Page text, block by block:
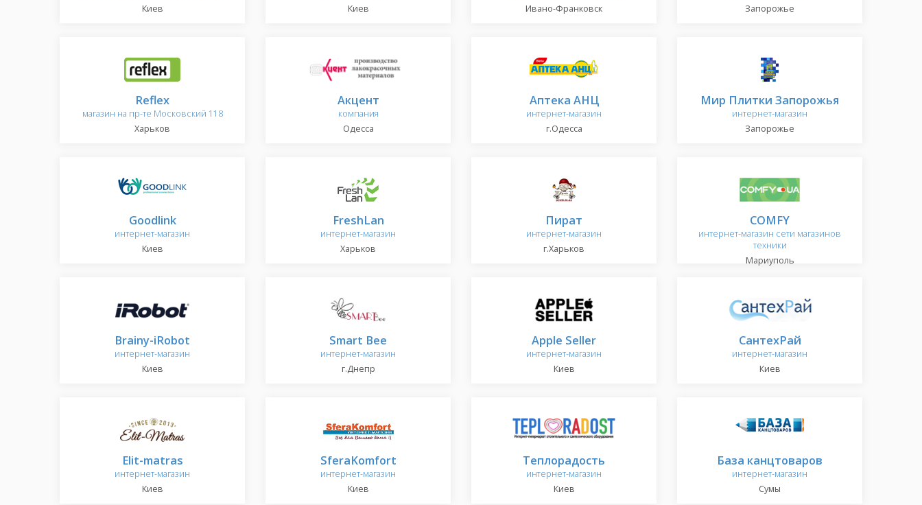
Киев
Киев
Ивано-Франковск
Запорожье
Reflex
магазин на пр-те Московский 118
Харьков
Акцент
компания
Одесса
Аптека АНЦ
интернет-магазин
г.Одесса
Мир Плитки Запорожья
интернет-магазин
Запорожье
Goodlink
интернет-магазин
Киев
FreshLan
интернет-магазин
Харьков
Пират
интернет-магазин
г.Харьков
COMFY
интернет-магазин сети магазинов
техники
Мариуполь
Brainy-iRobot
интернет-магазин
Киев
Smart Bee
интернет-магазин
г.Днепр
Apple Seller
интернет-магазин
Киев
СантехРай
интернет-магазин
Киев
Elit-matras
интернет-магазин
Киев
SferaKomfort
интернет-магазин
Киев
Теплорадость
интернет-магазин
Киев
База канцтоваров
интернет-магазин
Сумы